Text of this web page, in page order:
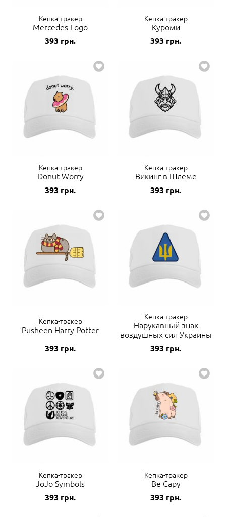
Кепка-тракер
Mercedes Logo
393 грн.
Кепка-тракер
Куроми
393 грн.
Кепка-тракер
Donut Worry
393 грн.
Кепка-тракер
Викинг в Шлеме
393 грн.
Кепка-тракер
Pusheen Harry Potter
393 грн.
Кепка-тракер
Нарукавный знак
воздушных сил Украины
393 грн.
Кепка-тракер
JoJo Symbols
393 грн.
Кепка-тракер
Be Capy
393 грн.